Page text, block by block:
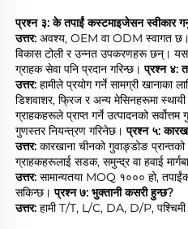
प्रश्न ३: के तपाईं कस्टमाइजेसन स्वीकार
उत्तर: अवश्य, OEM वा ODM स्वागत छ।
विकास टोली र उन्नत उपकरणहरू छन्।
ग्राहक सेवा पनि प्रदान गरिन्छ। प्रश्न ४:
उत्तर: हामीले प्रयोग गर्ने सामग्री खानाका
डिशवाशर, फ्रिज र अन्य मेसिनहरूमा स्थायी
ग्राहकहरूले प्राप्त गर्ने उत्पादनको
गुणस्तर नियन्त्रण गरिनेछ। प्रश्न ५:
उत्तर: कारखाना चीनको गुवाङ्डोङ
ग्राहकहरूलाई सडक, समुन्द्र वा हवाई
उत्तर: सामान्यतया MOQ १००० हो,
सकिन्छ। प्रश्न ७: भुक्तानी कसरी हुन्छ?
उत्तर: हामी T/T, L/C, DA, D/P, पश्चिमी